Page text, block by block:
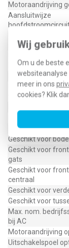
Wij
Om u de beste
websiteanalyse
meer in ons
cookies? Klik
Motoraandrijving
Aansluitwijze
noodstopinrichting
Uitvoering als
Uitvoering als
Nom. vermogen,
Kleur
Geschikt voor
Geschikt voor
gats
Geschikt voor
centraal
Geschikt voor
Geschikt voor
Max. nom.
bij AC
Motoraandrijving
Uitschakelspoel